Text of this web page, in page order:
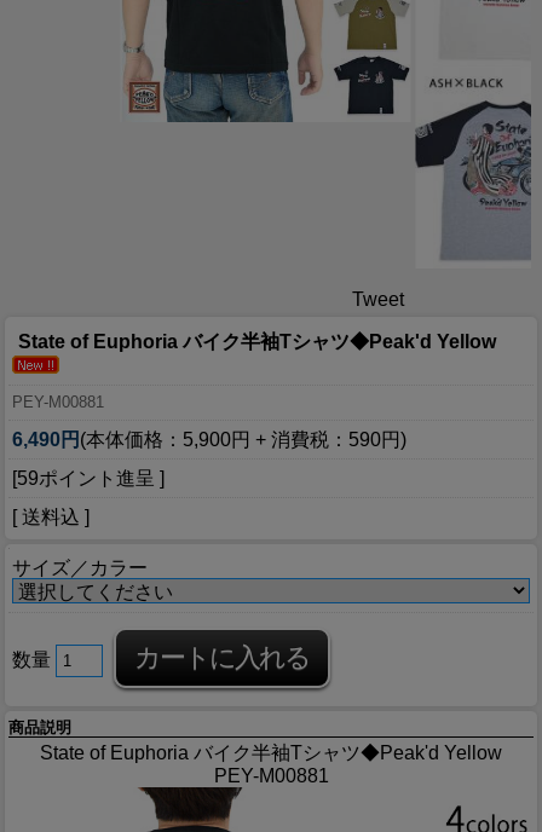
Tweet
State of Euphoria バイク半袖Tシャツ◆Peak'd Yellow
PEY-M00881
6,490円 (本体価格：5,900円 + 消費税：590円)
[59ポイント進呈 ]
[ 送料込 ]
サイズ／カラー
数量
商品説明
State of Euphoria バイク半袖Tシャツ◆Peak'd Yellow
PEY-M00881